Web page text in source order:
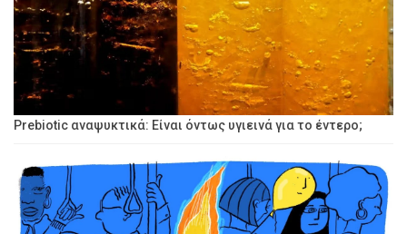
Prebiotic αναψυκτικά: Είναι όντως υγιεινά για το έντερο;